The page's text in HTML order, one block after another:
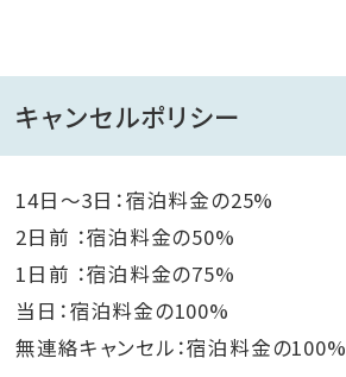
キャンセルポリシー
14日～3日：宿泊料金の25%
2日前 ：宿泊料金の50%
1日前 ：宿泊料金の75%
当日：宿泊料金の100%
無連絡キャンセル：宿泊料金の100%